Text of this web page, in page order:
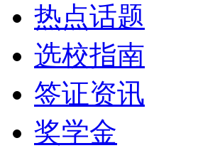
热点话题
选校指南
签证资讯
奖学金